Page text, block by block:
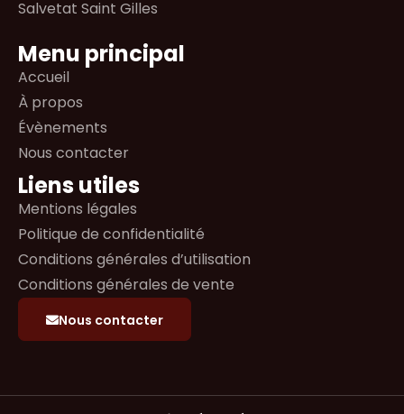
Salvetat Saint Gilles
Menu principal
Accueil
À propos
Évènements
Nous contacter
Liens utiles
Mentions légales
Politique de confidentialité
Conditions générales d’utilisation
Conditions générales de vente
Nous contacter